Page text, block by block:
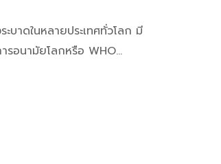
บาดในหลายประเทศทั่วโลก มี
รอนามัยโลกหรือ WHO…